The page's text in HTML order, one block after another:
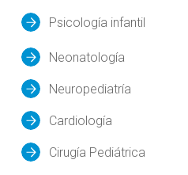
Psicología infantil
Neonatología
Neuropediatría
Cardiología
Cirugía Pediátrica